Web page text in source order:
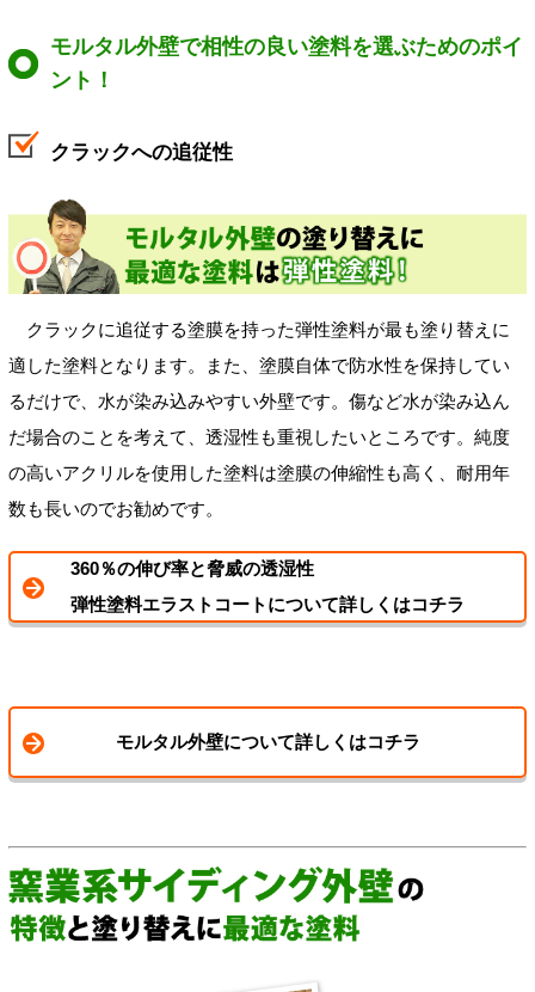
モルタル外壁で相性の良い塗料を選ぶためのポイ
ント！
クラックへの追従性
クラックに追従する塗膜を持った弾性塗料が最も塗り替えに
適した塗料となります。また、塗膜自体で防水性を保持してい
るだけで、水が染み込みやすい外壁です。傷など水が染み込ん
だ場合のことを考えて、透湿性も重視したいところです。純度
の高いアクリルを使用した塗料は塗膜の伸縮性も高く、耐用年
数も長いのでお勧めです。
360％の伸び率と脅威の透湿性
弾性塗料エラストコートについて詳しくはコチラ
モルタル外壁について詳しくはコチラ